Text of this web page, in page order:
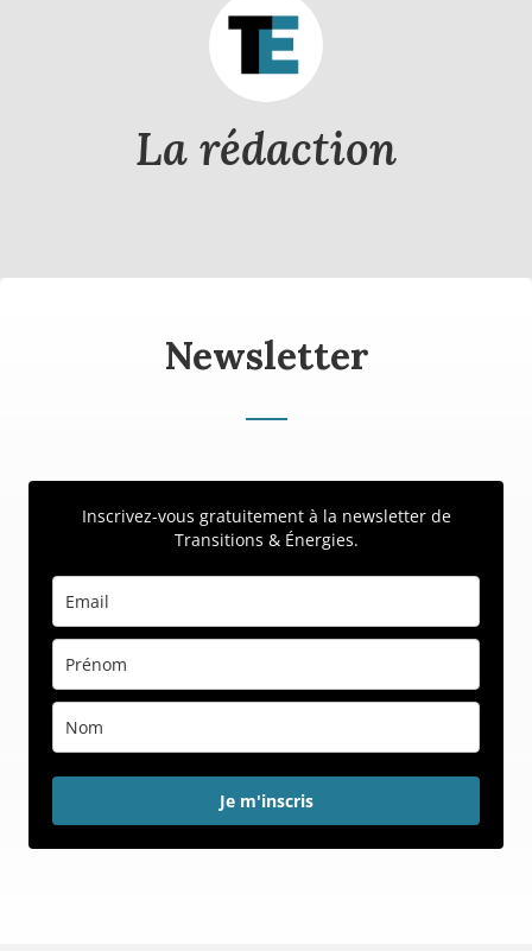
La rédaction
Newsletter
Inscrivez-vous gratuitement à la newsletter de
Transitions & Énergies.
Je m'inscris